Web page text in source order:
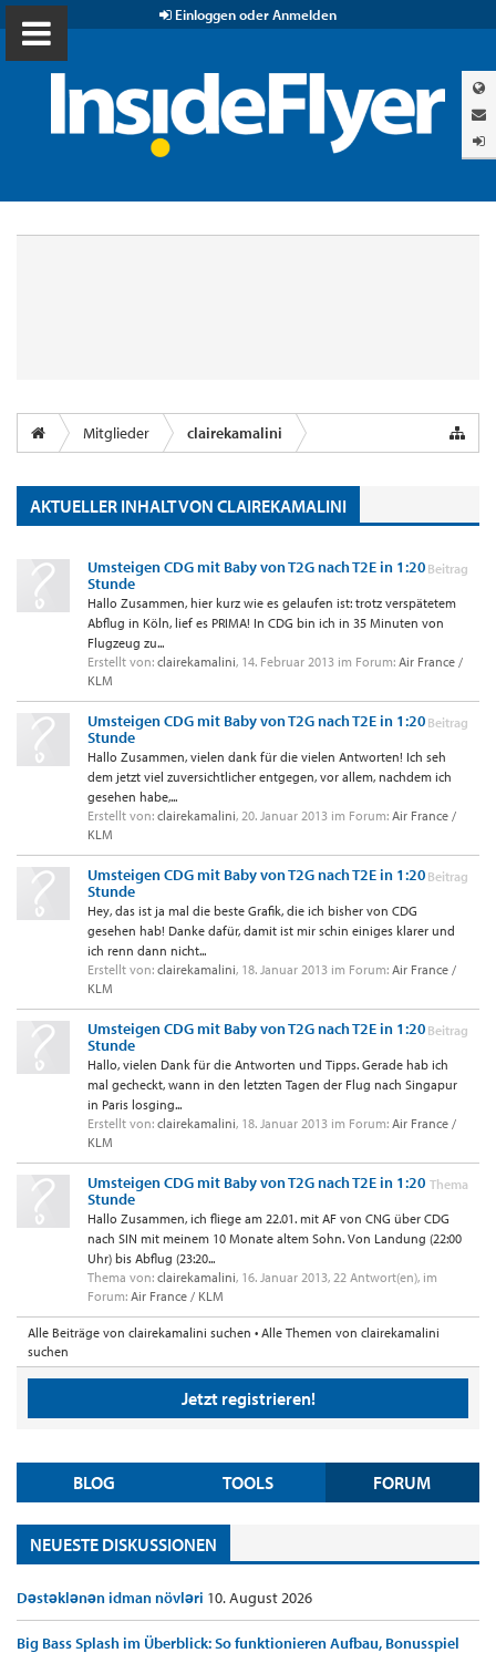
Einloggen oder Anmelden
Mitglieder clairekamalini
AKTUELLER INHALT VON CLAIREKAMALINI
Beitrag
Umsteigen CDG mit Baby von T2G nach T2E in 1:20
Stunde
Hallo Zusammen, hier kurz wie es gelaufen ist: trotz verspätetem
Abflug in Köln, lief es PRIMA! In CDG bin ich in 35 Minuten von
Flugzeug zu...
Erstellt von: clairekamalini, 14. Februar 2013 im Forum: Air France /
KLM
Beitrag
Umsteigen CDG mit Baby von T2G nach T2E in 1:20
Stunde
Hallo Zusammen, vielen dank für die vielen Antworten! Ich seh
dem jetzt viel zuversichtlicher entgegen, vor allem, nachdem ich
gesehen habe,...
Erstellt von: clairekamalini, 20. Januar 2013 im Forum: Air France /
KLM
Beitrag
Umsteigen CDG mit Baby von T2G nach T2E in 1:20
Stunde
Hey, das ist ja mal die beste Grafik, die ich bisher von CDG
gesehen hab! Danke dafür, damit ist mir schin einiges klarer und
ich renn dann nicht...
Erstellt von: clairekamalini, 18. Januar 2013 im Forum: Air France /
KLM
Beitrag
Umsteigen CDG mit Baby von T2G nach T2E in 1:20
Stunde
Hallo, vielen Dank für die Antworten und Tipps. Gerade hab ich
mal gecheckt, wann in den letzten Tagen der Flug nach Singapur
in Paris losging...
Erstellt von: clairekamalini, 18. Januar 2013 im Forum: Air France /
KLM
Thema
Umsteigen CDG mit Baby von T2G nach T2E in 1:20
Stunde
Hallo Zusammen, ich fliege am 22.01. mit AF von CNG über CDG
nach SIN mit meinem 10 Monate altem Sohn. Von Landung (22:00
Uhr) bis Abflug (23:20...
Thema von: clairekamalini, 16. Januar 2013, 22 Antwort(en), im
Forum: Air France / KLM
Alle Beiträge von clairekamalini suchen
Alle Themen von clairekamalini
suchen
Jetzt registrieren!
BLOG TOOLS FORUM
NEUESTE DISKUSSIONEN
Dəstəklənən idman növləri 10. August 2026
Big Bass Splash im Überblick: So funktionieren Aufbau, Bonusspiel